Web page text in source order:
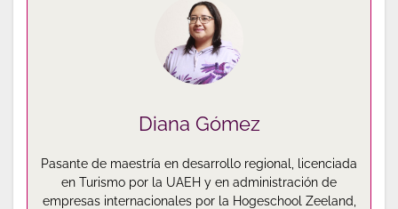
Diana Gómez
Pasante de maestría en desarrollo regional, licenciada
en Turismo por la UAEH y en administración de
empresas internacionales por la Hogeschool Zeeland,